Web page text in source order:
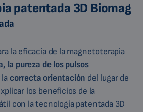
patentada 3D Biomag
la eficacia de la magnetoterapia
la pureza de los pulsos
la correcta orientación del lugar de
los beneficios de la
con la tecnología patentada 3D